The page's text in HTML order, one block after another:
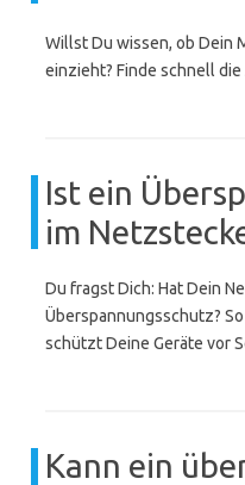
Willst Du wissen, ob Dein
einzieht? Finde schnell
Ist ein
im
Du fragst Dich: Hat Dein
Überspannungsschutz?
schützt Deine Geräte vor
Kann ein